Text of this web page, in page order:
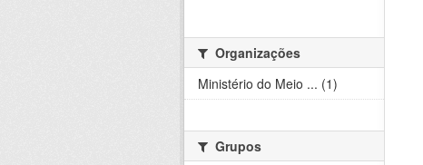
Organizações
Ministério do Meio ... (1)
Grupos